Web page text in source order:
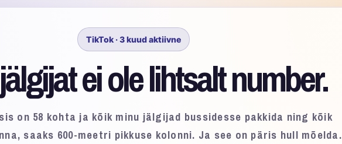
TikTok · 3 kuud aktiivne
ei ole lihtsalt number.
on 58 kohta ja kõik minu jälgijad bussidesse pakkida ning kõik
saaks 600-meetri pikkuse kolonni. Ja see on päris hull mõelda.